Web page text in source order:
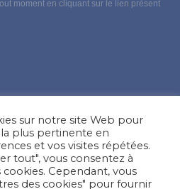
moment en cliquant sur le lien présent
?
sur notre site Web pour
plus pertinente en
et vos visites répétées.
tout", vous consentez à
cookies. Cependant, vous
des cookies" pour fournir